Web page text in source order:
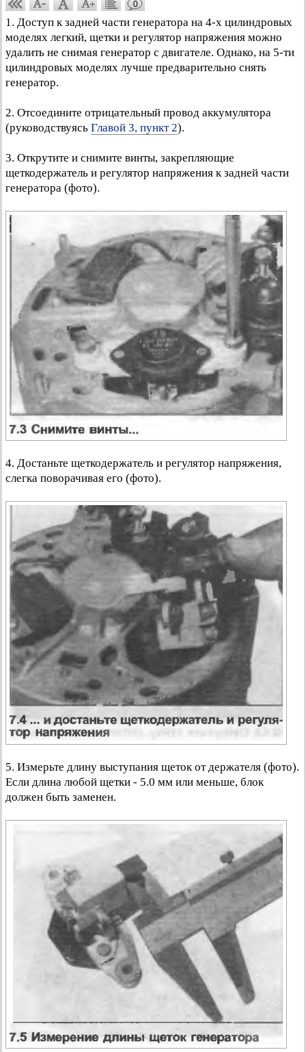
0
1. Доступ к задней части генератора на 4-х цилиндровых
моделях легкий, щетки и регулятор напряжения можно
удалить не снимая генератор с двигателе. Однако, на 5-ти
цилиндровых моделях лучше предварительно снять
генератор.
2. Отсоедините отрицательный провод аккумулятора
(руководствуясь Главой 3, пункт 2).
3. Открутите и снимите винты, закрепляющие
щеткодержатель и регулятор напряжения к задней части
генератора (фото).
4. Достаньте щеткодержатель и регулятор напряжения,
слегка поворачивая его (фото).
5. Измерьте длину выступания щеток от держателя (фото).
Если длина любой щетки - 5.0 мм или меньше, блок
должен быть заменен.